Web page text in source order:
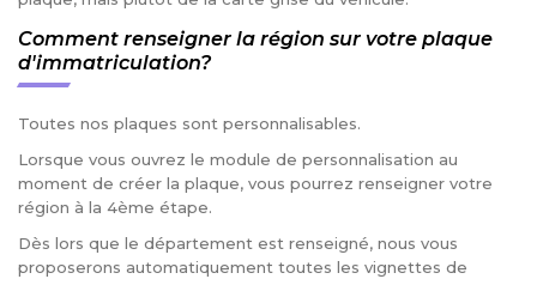
Comment renseigner la région sur votre plaque
d'immatriculation?
Toutes nos plaques sont personnalisables.
Lorsque vous ouvrez le module de personnalisation au
moment de créer la plaque, vous pourrez renseigner votre
région à la 4ème étape.
Dès lors que le département est renseigné, nous vous
proposerons automatiquement toutes les vignettes de